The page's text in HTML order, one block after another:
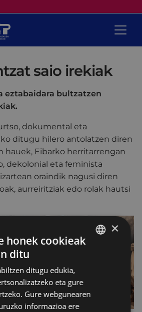
saio irekiak
eztabaidara bultzatzen
dokumental eta
ditugu hilero antolatzen diren
hauek, Eibarko herritarrengan
dekolonial eta feminista
oraindik nagusi diren
aurreiritziak edo rolak hautsi
×
honek cookieak
ditu
ditugu edukia,
eta gure
Gure webgunearen
informazioa ere